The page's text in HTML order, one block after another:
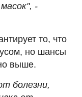
-
то, что
но шансы
выше.
болезни,